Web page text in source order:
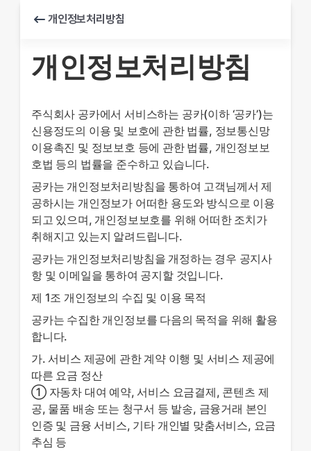
개인정보처리방침
개인정보처리방침
주식회사 공카에서 서비스하는 공카(이하 ‘공카’)는
신용정도의 이용 및 보호에 관한 법률, 정보통신망
이용촉진 및 정보보호 등에 관한 법률, 개인정보보
호법 등의 법률을 준수하고 있습니다.
공카는 개인정보처리방침을 통하여 고객님께서 제
공하시는 개인정보가 어떠한 용도와 방식으로 이용
되고 있으며, 개인정보보호를 위해 어떠한 조치가
취해지고 있는지 알려드립니다.
공카는 개인정보처리방침을 개정하는 경우 공지사
항 및 이메일을 통하여 공지할 것입니다.
제 1조 개인정보의 수집 및 이용 목적
공카는 수집한 개인정보를 다음의 목적을 위해 활용
합니다.
가. 서비스 제공에 관한 계약 이행 및 서비스 제공에
따른 요금 정산
① 자동차 대여 예약, 서비스 요금결제, 콘텐츠 제
공, 물품 배송 또는 청구서 등 발송, 금융거래 본인
인증 및 금융 서비스, 기타 개인별 맞춤서비스, 요금
추심 등